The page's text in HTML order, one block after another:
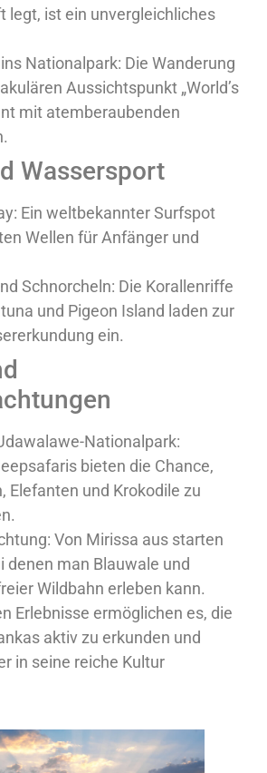
legt, ist ein unvergleichliches
Nationalpark: Die Wanderung
Aussichtspunkt „World’s
mit atemberaubenden
Wassersport
Ein weltbekannter Surfspot
Wellen für Anfänger und
Schnorcheln: Die Korallenriffe
und Pigeon Island laden zur
ein.
Nationalpark:
bieten die Chance,
Elefanten und Krokodile zu
Von Mirissa aus starten
denen man Blauwale und
Wildbahn erleben kann.
Erlebnisse ermöglichen es, die
aktiv zu erkunden und
in seine reiche Kultur